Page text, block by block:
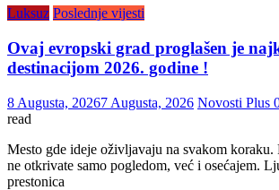
Luksuz Poslednje vijesti
Ovaj evropski grad proglašen je
destinacijom 2026. godine !
8 Augusta, 20267 Augusta, 2026 Novosti Plus
read
Mesto gde ideje oživljavaju na svakom koraku.
ne otkrivate samo pogledom, već i osećajem.
prestonica